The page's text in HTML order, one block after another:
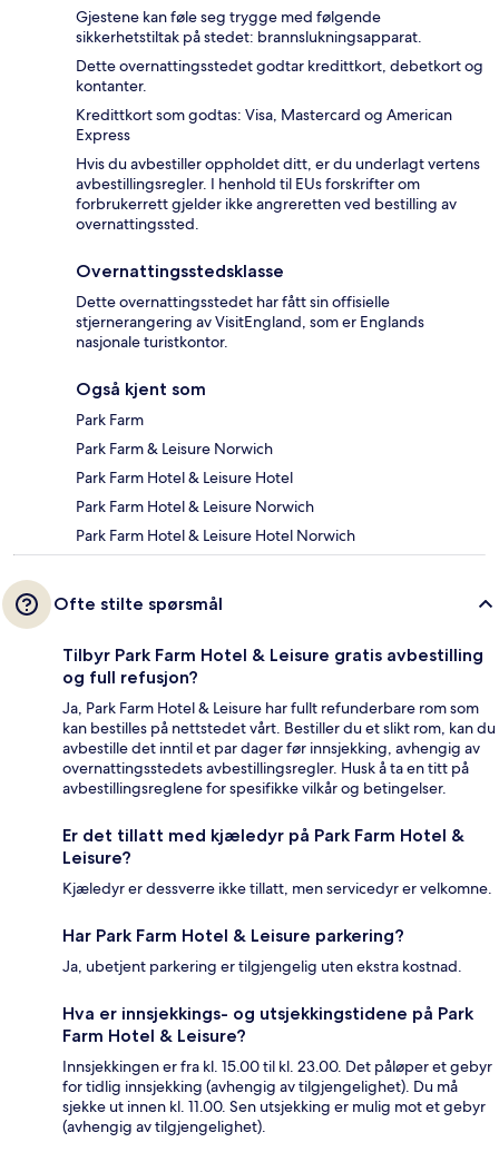
Gjestene kan føle seg trygge med følgende
sikkerhetstiltak på stedet: brannslukningsapparat.
Dette overnattingsstedet godtar kredittkort, debetkort og
kontanter.
Kredittkort som godtas: Visa, Mastercard og American
Express
Hvis du avbestiller oppholdet ditt, er du underlagt vertens
avbestillingsregler. I henhold til EUs forskrifter om
forbrukerrett gjelder ikke angreretten ved bestilling av
overnattingssted.
Overnattingsstedsklasse
Dette overnattingsstedet har fått sin offisielle
stjernerangering av VisitEngland, som er Englands
nasjonale turistkontor.
Også kjent som
Park Farm
Park Farm & Leisure Norwich
Park Farm Hotel & Leisure Hotel
Park Farm Hotel & Leisure Norwich
Park Farm Hotel & Leisure Hotel Norwich
Ofte stilte spørsmål
Tilbyr Park Farm Hotel & Leisure gratis avbestilling
og full refusjon?
Ja, Park Farm Hotel & Leisure har fullt refunderbare rom som
kan bestilles på nettstedet vårt. Bestiller du et slikt rom, kan du
avbestille det inntil et par dager før innsjekking, avhengig av
overnattingsstedets avbestillingsregler. Husk å ta en titt på
avbestillingsreglene for spesifikke vilkår og betingelser.
Er det tillatt med kjæledyr på Park Farm Hotel &
Leisure?
Kjæledyr er dessverre ikke tillatt, men servicedyr er velkomne.
Har Park Farm Hotel & Leisure parkering?
Ja, ubetjent parkering er tilgjengelig uten ekstra kostnad.
Hva er innsjekkings- og utsjekkingstidene på Park
Farm Hotel & Leisure?
Innsjekkingen er fra kl. 15.00 til kl. 23.00. Det påløper et gebyr
for tidlig innsjekking (avhengig av tilgjengelighet). Du må
sjekke ut innen kl. 11.00. Sen utsjekking er mulig mot et gebyr
(avhengig av tilgjengelighet).